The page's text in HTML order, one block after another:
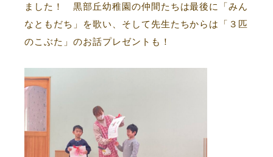
ました！ 黒部丘幼稚園の仲間たちは最後に「みん
なともだち」を歌い、そして先生たちからは「３匹
のこぶた」のお話プレゼントも！